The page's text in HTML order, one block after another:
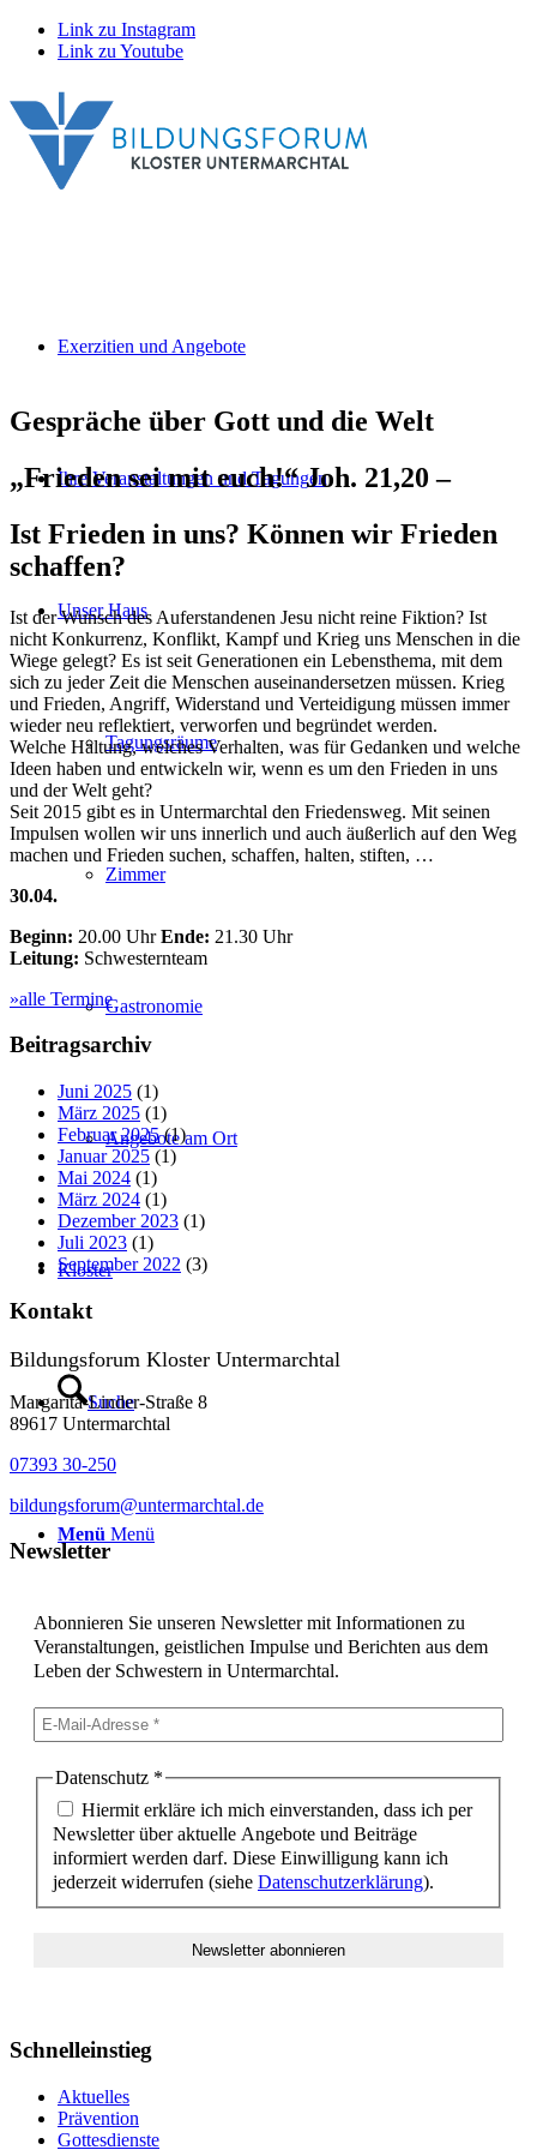
Link zu Instagram
Link zu Youtube
Exerzitien und Angebote
Ihre Veranstaltungen und Tagungen
Unser Haus
Tagungsräume
Zimmer
Gastronomie
Angebote am Ort
Kloster
Suche
Menü Menü
Gespräche über Gott und die Welt
„Frieden sei mit euch!“ Joh. 21,20 –
Ist Frieden in uns? Können wir Frieden
schaffen?
Ist der Wunsch des Auferstandenen Jesu nicht reine Fiktion? Ist
nicht Konkurrenz, Konflikt, Kampf und Krieg uns Menschen in die
Wiege gelegt? Es ist seit Generationen ein Lebensthema, mit dem
sich zu jeder Zeit die Menschen auseinandersetzen müssen. Krieg
und Frieden, Angriff, Widerstand und Verteidigung müssen immer
wieder neu reflektiert, verworfen und begründet werden.
Welche Haltung, welches Verhalten, was für Gedanken und welche
Ideen haben und entwickeln wir, wenn es um den Frieden in uns
und der Welt geht?
Seit 2015 gibt es in Untermarchtal den Friedensweg. Mit seinen
Impulsen wollen wir uns innerlich und auch äußerlich auf den Weg
machen und Frieden suchen, schaffen, halten, stiften, …
30.04.
Beginn: 20.00 UhrEnde: 21.30 Uhr
Leitung: Schwesternteam
»alle Termine
Beitragsarchiv
Juni 2025 (1)
März 2025 (1)
Februar 2025(1)
Januar 2025 (1)
Mai 2024 (1)
März 2024 (1)
Dezember 2023 (1)
Juli 2023 (1)
September 2022 (3)
Kontakt
Bildungsforum Kloster Untermarchtal
Margarita-Linder-Straße 8
89617 Untermarchtal
07393 30-250
bildungsforum@untermarchtal.de
Newsletter
Abonnieren Sie unseren Newsletter mit Informationen zu
Veranstaltungen, geistlichen Impulse und Berichten aus dem
Leben der Schwestern in Untermarchtal.
Datenschutz *
Hiermit erkläre ich mich einverstanden, dass ich per
Newsletter über aktuelle Angebote und Beiträge
informiert werden darf. Diese Einwilligung kann ich
jederzeit widerrufen (siehe Datenschutzerklärung).
Schnelleinstieg
Aktuelles
Prävention
Gottesdienste